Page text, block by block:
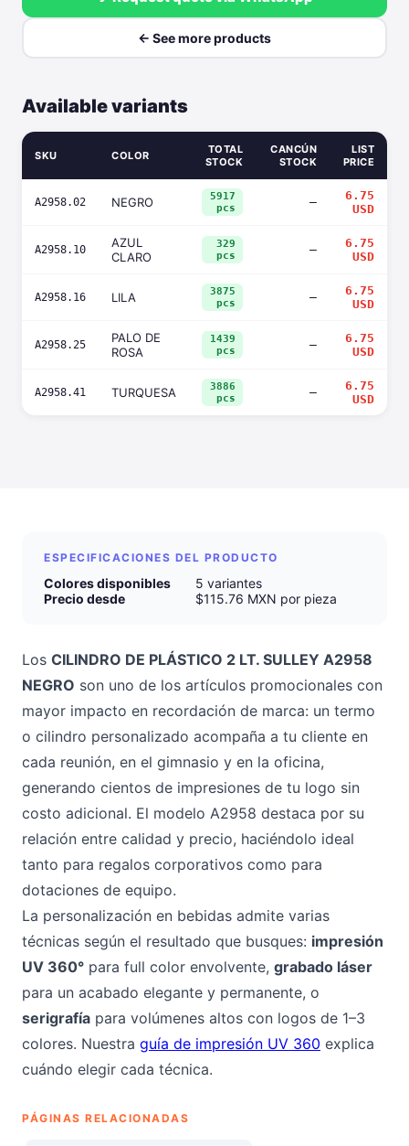
← See more products
Available variants
SKU COLOR
TOTAL
STOCK
CANCÚN
STOCK
LIST
PRICE
A2958.02 NEGRO
5917
pcs
—
6.75
USD
A2958.10
AZUL
CLARO
329
pcs
—
6.75
USD
A2958.16 LILA
3875
pcs
—
6.75
USD
A2958.25
PALO DE
ROSA
1439
pcs
—
6.75
USD
A2958.41 TURQUESA
3886
pcs
—
6.75
USD
ESPECIFICACIONES DEL PRODUCTO
Colores disponibles
5 variantes
Precio desde
$115.76 MXN por pieza
Los CILINDRO DE PLÁSTICO 2 LT. SULLEY A2958
NEGRO son uno de los artículos promocionales con
mayor impacto en recordación de marca: un termo
o cilindro personalizado acompaña a tu cliente en
cada reunión, en el gimnasio y en la oficina,
generando cientos de impresiones de tu logo sin
costo adicional. El modelo A2958 destaca por su
relación entre calidad y precio, haciéndolo ideal
tanto para regalos corporativos como para
dotaciones de equipo.
La personalización en bebidas admite varias
técnicas según el resultado que busques: impresión
UV 360° para full color envolvente, grabado láser
para un acabado elegante y permanente, o
serigrafía para volúmenes altos con logos de 1–3
colores. Nuestra guía de impresión UV 360 explica
cuándo elegir cada técnica.
PÁGINAS RELACIONADAS